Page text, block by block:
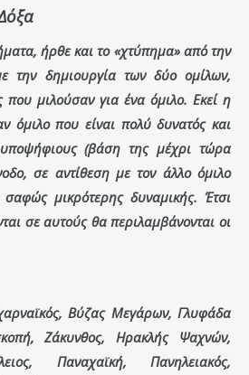
ήρθε και το «χτύπημα» από την
την δημιουργία των δύο ομίλων,
που μιλούσαν για ένα όμιλο. Εκεί η
όμιλο που είναι πολύ δυνατός και
υποψήφιους (βάση της μέχρι τώρα
σε αντίθεση με τον άλλο όμιλο
μικρότερης δυναμικής. Έτσι
σε αυτούς θα περιλαμβάνονται οι
Βύζας Μεγάρων, Γλυφάδα
Ζάκυνθος, Ηρακλής Ψαχνών,
Παναχαϊκή, Πανηλειακός,